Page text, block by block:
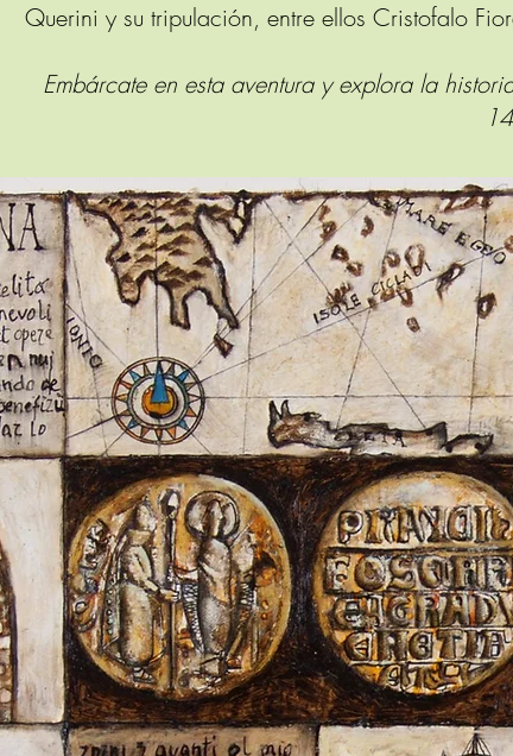
Querini y su tripulación, entre ellos Cristofalo
Embárcate en esta aventura y explora la